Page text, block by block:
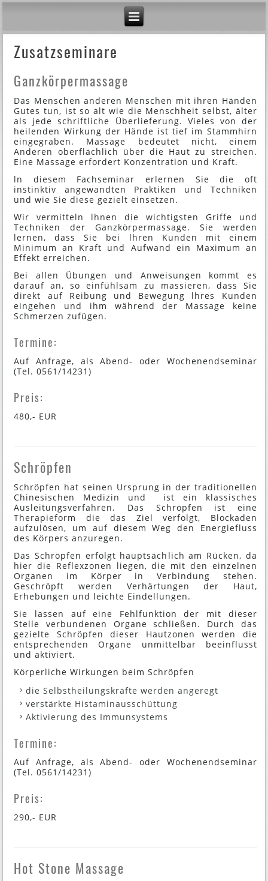
Zusatzseminare
Ganzkörpermassage
Das Menschen anderen Menschen mit ihren Händen
Gutes tun, ist so alt wie die Menschheit selbst, älter
als jede schriftliche Überlieferung. Vieles von der
heilenden Wirkung der Hände ist tief im Stammhirn
eingegraben. Massage bedeutet nicht, einem
Anderen oberflächlich über die Haut zu streichen.
Eine Massage erfordert Konzentration und Kraft.
ln diesem Fachseminar erlernen Sie die oft
instinktiv angewandten Praktiken und Techniken
und wie Sie diese gezielt einsetzen.
Wir vermitteln lhnen die wichtigsten Griffe und
Techniken der Ganzkörpermassage. Sie werden
lernen, dass Sie bei lhren Kunden mit einem
Minimum an Kraft und Aufwand ein Maximum an
Effekt erreichen.
Bei allen Übungen und Anweisungen kommt es
darauf an, so einfühlsam zu massieren, dass Sie
direkt auf Reibung und Bewegung lhres Kunden
eingehen und ihm während der Massage keine
Schmerzen zufügen.
Termine:
Auf Anfrage, als Abend- oder Wochenendseminar
(Tel. 0561/14231)
Preis:
480,- EUR
Schröpfen
Schröpfen hat seinen Ursprung in der traditionellen
Chinesischen Medizin und ist ein klassisches
Ausleitungsverfahren. Das Schröpfen ist eine
Therapieform die das Ziel verfolgt, Blockaden
aufzulösen, um auf diesem Weg den Energiefluss
des Körpers anzuregen.
Das Schröpfen erfolgt hauptsächlich am Rücken, da
hier die Reflexzonen liegen, die mit den einzelnen
Organen im Körper in Verbindung stehen.
Geschröpft werden Verhärtungen der Haut,
Erhebungen und leichte Eindellungen.
Sie lassen auf eine Fehlfunktion der mit dieser
Stelle verbundenen Organe schließen. Durch das
gezielte Schröpfen dieser Hautzonen werden die
entsprechenden Organe unmittelbar beeinflusst
und aktiviert.
Körperliche Wirkungen beim Schröpfen
die Selbstheilungskräfte werden angeregt
verstärkte Histaminausschüttung
Aktivierung des Immunsystems
Termine:
Auf Anfrage, als Abend- oder Wochenendseminar
(Tel. 0561/14231)
Preis:
290,- EUR
Hot Stone Massage